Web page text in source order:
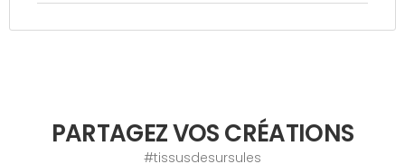
PARTAGEZ VOS CRÉATIONS
#tissusdesursules